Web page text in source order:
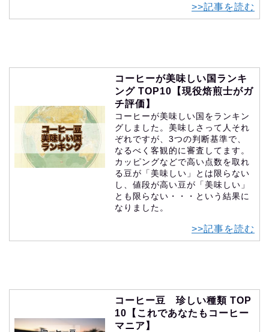
>>記事を読む
コーヒーが美味しい国ランキ
ング TOP10【現役焙煎士がガ
チ評価】
コーヒーが美味しい国をランキン
グしました。美味しさって人それ
ぞれですが、3つの判断基準で、
なるべく客観的に審査してます。
カッピングなどで高い点数を取れ
る豆が「美味しい」とは限らない
し、値段が高い豆が「美味しい」
とも限らない・・・という結果に
なりました。
>>記事を読む
コーヒー豆 珍しい種類 TOP
10【これであなたもコーヒー
マニア】